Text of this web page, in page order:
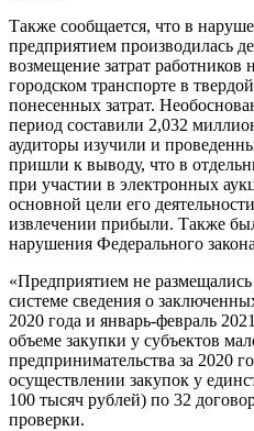
Также сообщается, что в
предприятием производилась
возмещение затрат работников
городском транспорте в
понесенных затрат.
период составили 2,032
аудиторы изучили и
пришли к выводу, что в
при участии в электронных
основной цели его
извлечении прибыли. Также
нарушения Федерального
«Предприятием не
системе сведения о
2020 года и январь-февраль
объеме закупки у субъектов
предпринимательства за 2020
осуществлении закупок у
100 тысяч рублей) по 32
проверки.